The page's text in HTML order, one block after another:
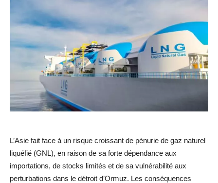
L’Asie fait face à un risque croissant de pénurie de gaz naturel
liquéfié (GNL), en raison de sa forte dépendance aux
importations, de stocks limités et de sa vulnérabilité aux
perturbations dans le détroit d’Ormuz. Les conséquences